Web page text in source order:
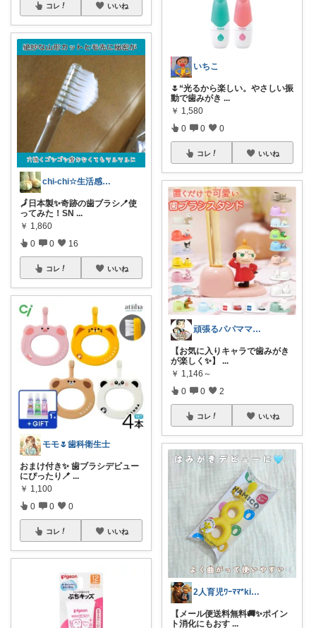
コレ いいね
chi-chi☆生活感オフのプチプラ雑貨
🗾日本製✨奇跡の歯ブラシ🪥使
ってみた！SN ...
￥ 1,860
0 0 16
コレ いいね
モモ🌷歯科衛生士
おまけ付き✨ 歯ブラシデビュー
にぴったり🪥 ...
￥ 1,100
0 0 0
コレ いいね
いちこ
🌷“光るから楽しい。やさしい振
動で歯みがき ...
￥ 1,580
0 0 0
コレ いいね
頑張るパパママ応援隊@育児・子供用品紹介
【お気に入りキャラで歯みがき
が楽しく✨】 ...
￥ 1,146～
0 0 2
コレ いいね
2人育児ﾜｰﾏﾏ*kinakoomama
【メール便送料無料🚚✨ポイン
ト消化にもおす ...